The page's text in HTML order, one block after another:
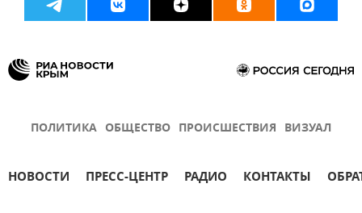
ПОЛИТИКА ОБЩЕСТВО ПРОИСШЕСТВИЯ ВИЗУАЛ
НОВОСТИ ПРЕСС-ЦЕНТР РАДИО КОНТАКТЫ